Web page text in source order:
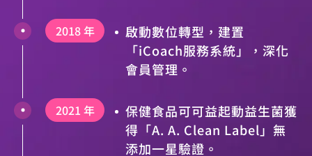
2018 年
啟動數位轉型，建置
「iCoach服務系統」，深化
會員管理。
2021 年
保健食品可可益起動益生菌獲
得「A. A. Clean Label」無
添加一星驗證。